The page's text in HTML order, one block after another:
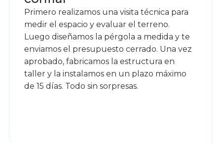
Primero realizamos una visita técnica para
medir el espacio y evaluar el terreno.
Luego diseñamos la pérgola a medida y te
enviamos el presupuesto cerrado. Una vez
aprobado, fabricamos la estructura en
taller y la instalamos en un plazo máximo
de 15 días. Todo sin sorpresas.